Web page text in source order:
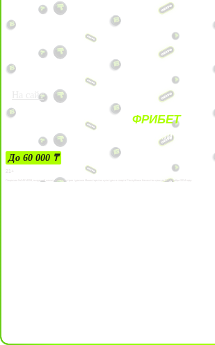
На сайт
ФРИБЕТ
ЗА ДЕПОЗИТЫ
До 60 000 ₸
21+
Лицензии №24514359, выданной комитетом индустрии туризма Министерства культуры и спорта Республики Казахстан срок до 27 сентября 2034 года.